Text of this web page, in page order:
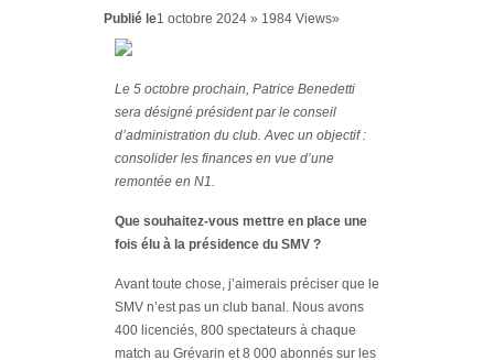
Publié le1 octobre 2024 » 1984 Views»
Le 5 octobre prochain, Patrice Benedetti
sera désigné président par le conseil
d’administration du club. Avec un objectif :
consolider les finances en vue d’une
remontée en N1.
Que souhaitez-vous mettre en place une
fois élu à la présidence du SMV ?
Avant toute chose, j’aimerais préciser que le
SMV n’est pas un club banal. Nous avons
400 licenciés, 800 spectateurs à chaque
match au Grévarin et 8 000 abonnés sur les